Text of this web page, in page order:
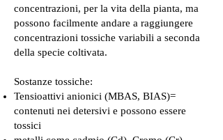
concentrazioni, per la vita della pianta, ma
possono facilmente andare a raggiungere
concentrazioni tossiche variabili a seconda
della specie coltivata.
Sostanze tossiche:
Tensioattivi anionici (MBAS, BIAS)=
contenuti nei detersivi e possono essere
tossici